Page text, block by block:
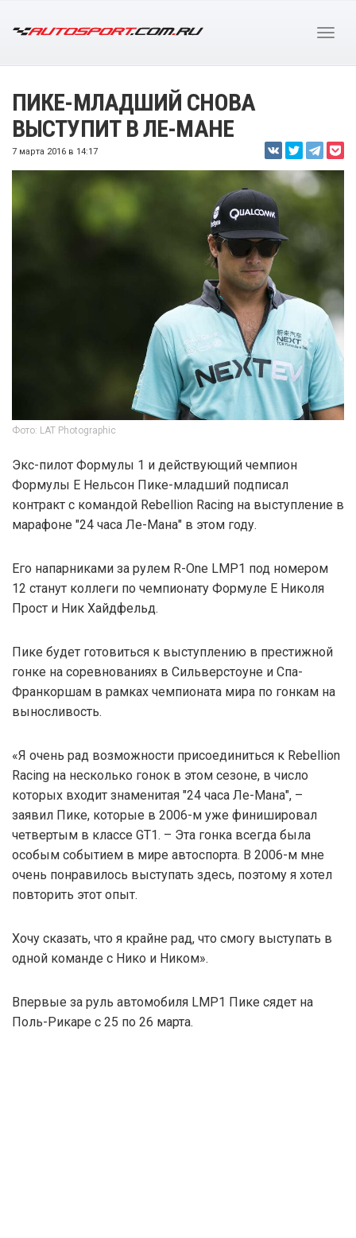
ПИКЕ-МЛАДШИЙ СНОВА
ВЫСТУПИТ В ЛЕ-МАНЕ
7 марта 2016 в 14:17
Фото: LAT Photographic
Экс-пилот Формулы 1 и действующий чемпион
Формулы Е Нельсон Пике-младший подписал
контракт с командой Rebellion Racing на выступление в
марафоне "24 часа Ле-Мана" в этом году.
Его напарниками за рулем R-One LMP1 под номером
12 станут коллеги по чемпионату Формуле Е Николя
Прост и Ник Хайдфельд.
Пике будет готовиться к выступлению в престижной
гонке на соревнованиях в Сильверстоуне и Спа-
Франкоршам в рамках чемпионата мира по гонкам на
выносливость.
«Я очень рад возможности присоединиться к Rebellion
Racing на несколько гонок в этом сезоне, в число
которых входит знаменитая "24 часа Ле-Мана", –
заявил Пике, которые в 2006-м уже финишировал
четвертым в классе GT1. – Эта гонка всегда была
особым событием в мире автоспорта. В 2006-м мне
очень понравилось выступать здесь, поэтому я хотел
повторить этот опыт.
Хочу сказать, что я крайне рад, что смогу выступать в
одной команде с Нико и Ником».
Впервые за руль автомобиля LMP1 Пике сядет на
Поль-Рикаре с 25 по 26 марта.